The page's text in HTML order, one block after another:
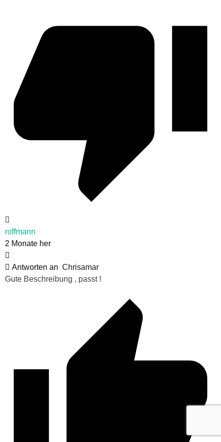
roffmann
2 Monate her
Antworten an Chrisamar
Gute Beschreibung , passt !